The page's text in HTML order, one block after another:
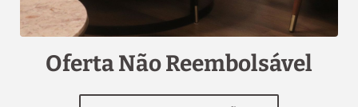
channel.com\/api\/hotels\/2990\/medias\/25#Quinta da
Maquia Hotel_Sintra_Oferta N\u00e3o
Reembols\u00e1vel","name":""}]
Oferta Não Reembolsável